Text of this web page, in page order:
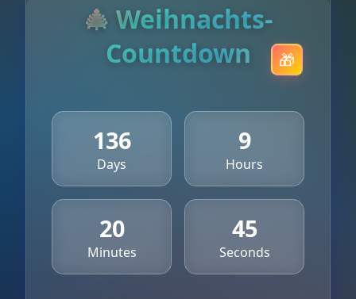
🎄 Weihnachts-
Countdown
136
Days
9
Hours
20
Minutes
45
Seconds